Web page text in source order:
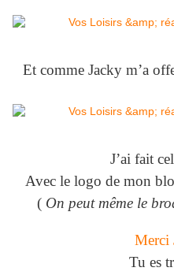
Et comme Jacky m’a
J’ai fait
Avec le logo de mon
( On peut même le
Merci
Tu es